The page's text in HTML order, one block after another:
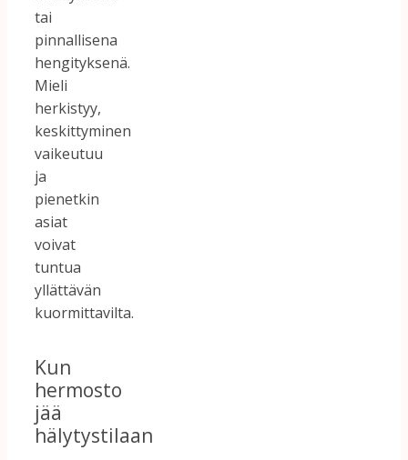
tai
pinnallisena
hengityksenä.
Mieli
herkistyy,
keskittyminen
vaikeutuu
ja
pienetkin
asiat
voivat
tuntua
yllättävän
kuormittavilta.
Kun
hermosto
jää
hälytystilaan